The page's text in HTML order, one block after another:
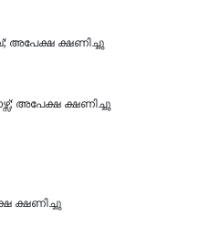
അപേക്ഷ ക്ഷണിച്ചു
അപേക്ഷ ക്ഷണിച്ചു
ക്ഷണിച്ചു